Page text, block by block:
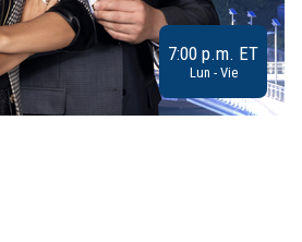
7:00 p.m. ET
Lun - Vie